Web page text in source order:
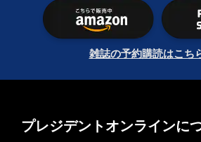
雑誌の予約購読はこち
プレジデントオンラインに